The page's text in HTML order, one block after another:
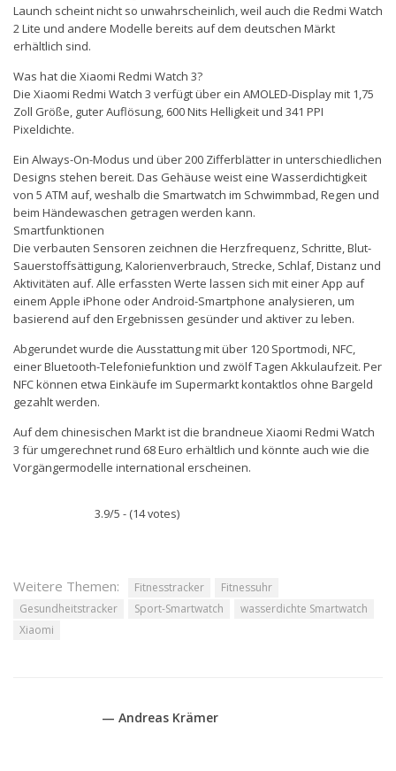
Launch scheint nicht so unwahrscheinlich, weil auch die Redmi Watch
2 Lite und andere Modelle bereits auf dem deutschen Märkt
erhältlich sind.
Was hat die Xiaomi Redmi Watch 3?
Die Xiaomi Redmi Watch 3 verfügt über ein AMOLED-Display mit 1,75
Zoll Größe, guter Auflösung, 600 Nits Helligkeit und 341 PPI
Pixeldichte.
Ein Always-On-Modus und über 200 Zifferblätter in unterschiedlichen
Designs stehen bereit. Das Gehäuse weist eine Wasserdichtigkeit
von 5 ATM auf, weshalb die Smartwatch im Schwimmbad, Regen und
beim Händewaschen getragen werden kann.
Smartfunktionen
Die verbauten Sensoren zeichnen die Herzfrequenz, Schritte, Blut-
Sauerstoffsättigung, Kalorienverbrauch, Strecke, Schlaf, Distanz und
Aktivitäten auf. Alle erfassten Werte lassen sich mit einer App auf
einem Apple iPhone oder Android-Smartphone analysieren, um
basierend auf den Ergebnissen gesünder und aktiver zu leben.
Abgerundet wurde die Ausstattung mit über 120 Sportmodi, NFC,
einer Bluetooth-Telefoniefunktion und zwölf Tagen Akkulaufzeit. Per
NFC können etwa Einkäufe im Supermarkt kontaktlos ohne Bargeld
gezahlt werden.
Auf dem chinesischen Markt ist die brandneue Xiaomi Redmi Watch
3 für umgerechnet rund 68 Euro erhältlich und könnte auch wie die
Vorgängermodelle international erscheinen.
3.9/5 - (14 votes)
Weitere Themen: Fitnesstracker
Fitnessuhr
Gesundheitstracker
Sport-Smartwatch
wasserdichte Smartwatch
Xiaomi
— Andreas Krämer